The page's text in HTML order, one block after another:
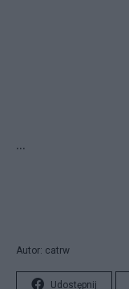
...
Autor: catrw
Udostępnij